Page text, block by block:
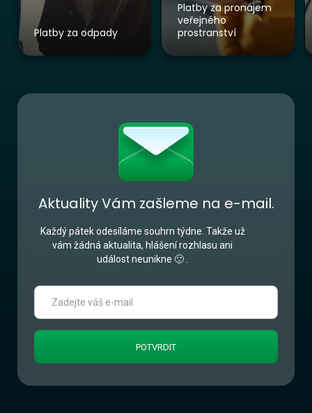
Platby za odpady
Platby za pronájem
veřejného
prostranství
Aktuality Vám zašleme na e-mail.
Každý pátek odesíláme souhrn týdne. Takže už
vám žádná aktualita, hlášení rozhlasu ani
událost neunikne 🙂 .